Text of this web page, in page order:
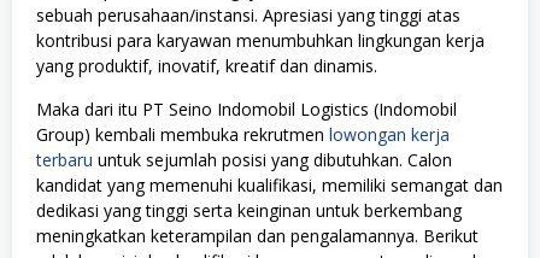
sebuah perusahaan/instansi. Apresiasi yang tinggi atas
kontribusi para karyawan menumbuhkan lingkungan kerja
yang produktif, inovatif, kreatif dan dinamis.
Maka dari itu PT Seino Indomobil Logistics (Indomobil
Group) kembali membuka rekrutmen lowongan kerja
terbaru untuk sejumlah posisi yang dibutuhkan. Calon
kandidat yang memenuhi kualifikasi, memiliki semangat dan
dedikasi yang tinggi serta keinginan untuk berkembang
meningkatkan keterampilan dan pengalamannya. Berikut